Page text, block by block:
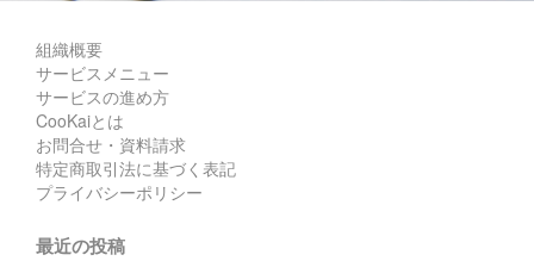
組織概要
サービスメニュー
サービスの進め方
CooKaiとは
お問合せ・資料請求
特定商取引法に基づく表記
プライバシーポリシー
最近の投稿